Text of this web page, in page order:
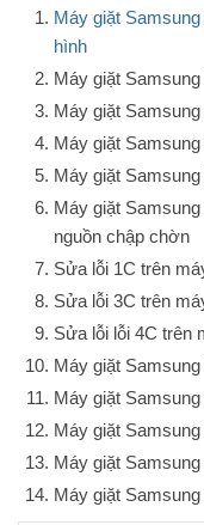
Máy giặt
hình
Máy giặt
Máy giặt
Máy giặt
Máy giặt
Máy giặt
nguồn chập chờn
Sửa lỗi 1C trên
Sửa lỗi 3C trên
Sửa lỗi lỗi 4C trên
Máy giặt Samsung
Máy giặt
Máy giặt
Máy giặt
Máy giặt